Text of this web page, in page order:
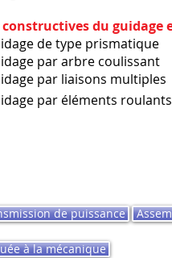
du guidage
prismatique
coulissant
multiples
roulants
de puissance
à la mécanique